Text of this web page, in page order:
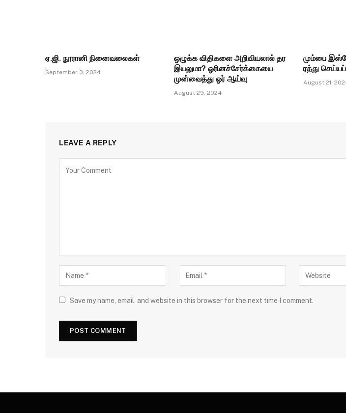
ஏ.ஜி. நூரானி நினைவலைகள்
September 3, 2024
ஒழுக்க விதிகளை அறிவியலால் தர
இயலுமா? ஓரினச்சேர்க்கையை
முன்வைத்து ஓர் ஆய்வு
August 29, 2024
மும்பை
ரத்து
August 21,
LEAVE A REPLY
Save my name, email, and website in this browser for the next time I comment.